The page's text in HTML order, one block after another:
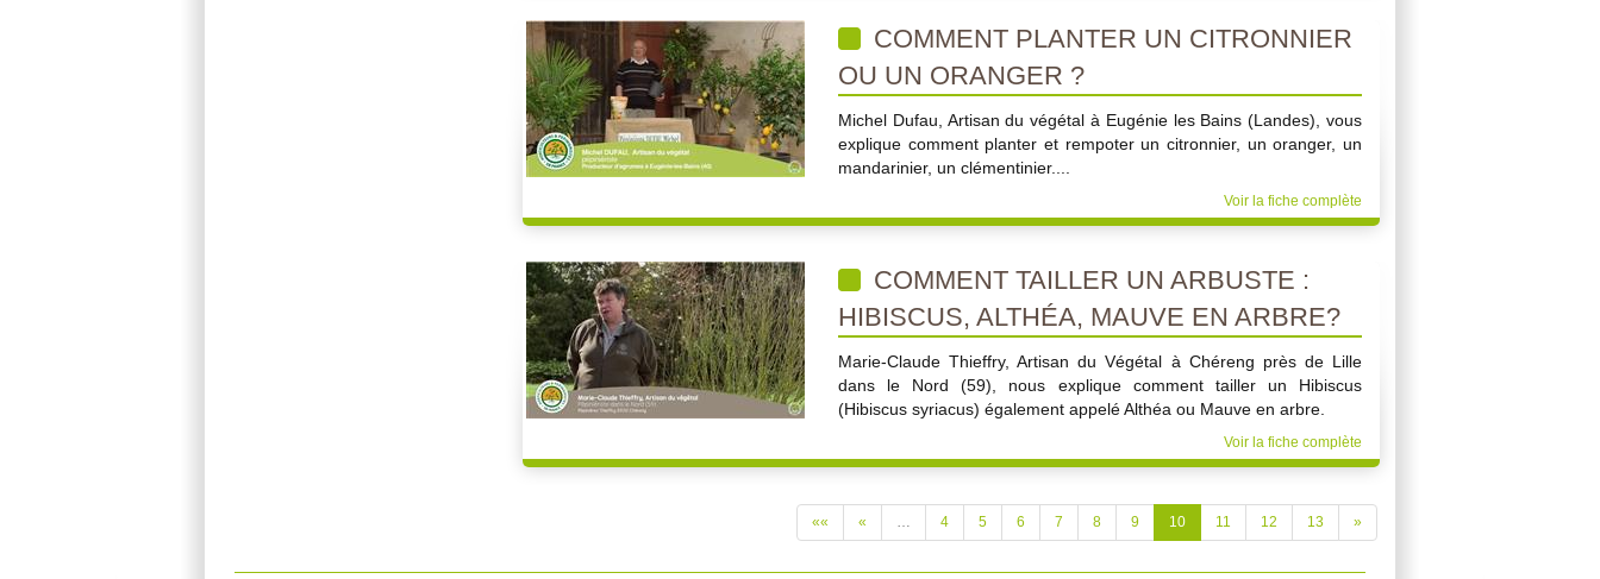
COMMENT PLANTER UN CITRONNIER
OU UN ORANGER ?
Michel Dufau, Artisan du végétal à Eugénie les Bains (Landes), vous
explique comment planter et rempoter un citronnier, un oranger, un
mandarinier, un clémentinier....
Voir la fiche complète
COMMENT TAILLER UN ARBUSTE :
HIBISCUS, ALTHÉA, MAUVE EN ARBRE?
Marie-Claude Thieffry, Artisan du Végétal à Chéreng près de Lille
dans le Nord (59), nous explique comment tailler un Hibiscus
(Hibiscus syriacus) également appelé Althéa ou Mauve en arbre.
Voir la fiche complète
«« « … 4 5 6 7 8 9 10 11 12 13 »